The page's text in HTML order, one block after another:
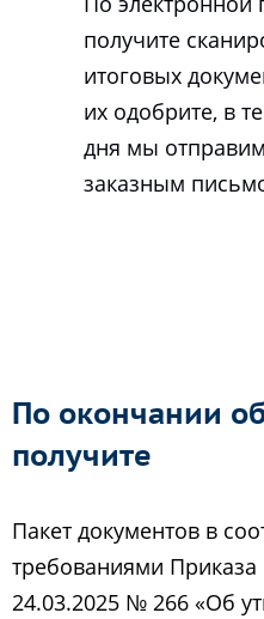
получите
итоговых
их одобрите, в
дня мы
заказным
По окончании
получите
Пакет документов в
требованиями
24.03.2025 № 266 «Об